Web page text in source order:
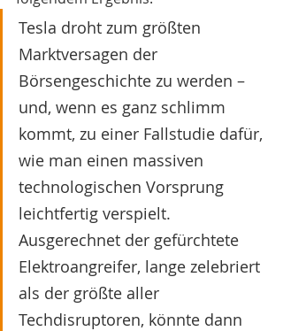
Tesla droht zum größten
Marktversagen der
Börsengeschichte zu werden –
und, wenn es ganz schlimm
kommt, zu einer Fallstudie dafür,
wie man einen massiven
technologischen Vorsprung
leichtfertig verspielt.
Ausgerechnet der gefürchtete
Elektroangreifer, lange zelebriert
als der größte aller
Techdisruptoren, könnte dann